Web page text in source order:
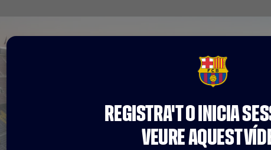
FCB Barcelona
REGISTRA'T O INICIA
VEURE AQUEST